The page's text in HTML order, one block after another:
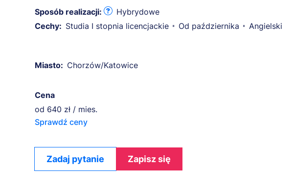
Sposób realizacji:
Hybrydowe
Cechy: Studia I stopnia licencjackie Od października Angielski
Miasto: Chorzów/Katowice
Cena
od 640 zł / mies.
Sprawdź ceny
Zadaj pytanie Zapisz się